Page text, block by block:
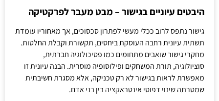
היבטים עיוניים בגישור – מבט מעבר לפרקטיקה
גישור נתפס לרוב ככלי מעשי לפתרון סכסוכים, אך מאחוריו עומדת
תשתית עיונית רחבה העוסקת ביחסים, תקשורת וקבלת החלטות.
מחקרי גישור שואבים מתחומים כמו פסיכולוגיה חברתית,
סוציולוגיה, תורת המשחקים ופילוסופיה מוסרית. הבנה עיונית זו
מאפשרת לראות בגישור לא רק טכניקה, אלא מסגרת חשיבתית
שמטרתה שינוי דפוסי אינטראקציה בין בני אדם.